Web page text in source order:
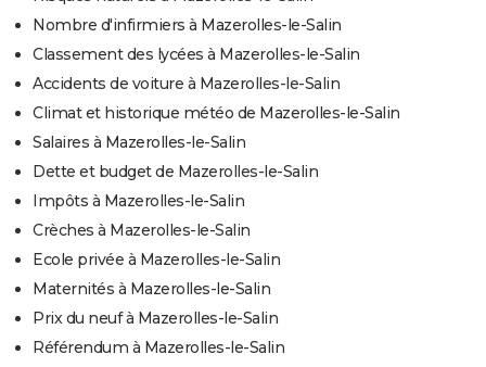
Nombre d'infirmiers à Mazerolles-le-Salin
Classement des lycées à Mazerolles-le-Salin
Accidents de voiture à Mazerolles-le-Salin
Climat et historique météo de Mazerolles-le-Salin
Salaires à Mazerolles-le-Salin
Dette et budget de Mazerolles-le-Salin
Impôts à Mazerolles-le-Salin
Crèches à Mazerolles-le-Salin
Ecole privée à Mazerolles-le-Salin
Maternités à Mazerolles-le-Salin
Prix du neuf à Mazerolles-le-Salin
Référendum à Mazerolles-le-Salin